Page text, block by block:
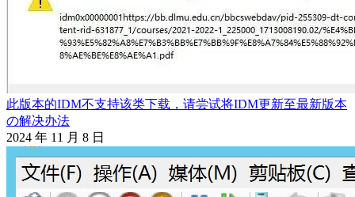
此版本的IDM不支持该类下载，请尝试将IDM更新至最新版本
の解决办法
2024 年 11 月 8 日